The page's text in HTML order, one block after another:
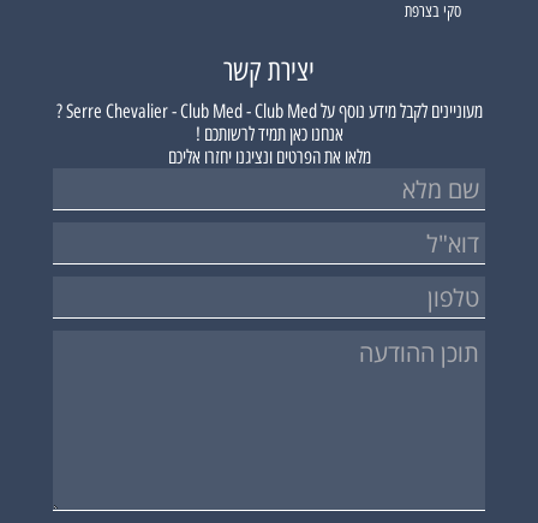
סקי בצרפת
יצירת קשר
מעוניינים לקבל מידע נוסף עלSerre Chevalier - Club Med - Club Med ?
אנחנו כאן תמיד לרשותכם !
מלאו את הפרטים ונציגנו יחזרו אליכם